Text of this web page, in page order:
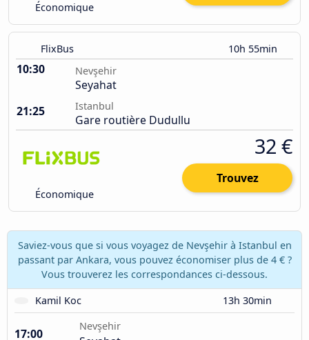
Économique
FlixBus 10h 55min
10:30 Nevşehir
Seyahat
21:25
Istanbul
Gare routière Dudullu
Économique
32 €
Trouvez
Saviez-vous que si vous voyagez de Nevşehir à Istanbul en
passant par Ankara, vous pouvez économiser plus de 4 € ?
Vous trouverez les correspondances ci-dessous.
Kamil Koc
13h 30min
17:00
Nevşehir